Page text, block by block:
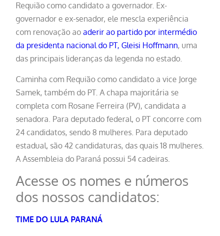
Requião como candidato a governador. Ex-
governador e ex-senador, ele mescla experiência
com renovação aoaderir ao partido por intermédio
da presidenta nacional do PT, Gleisi Hoffmann, uma
das principais lideranças da legenda no estado.
Caminha com Requião como candidato a vice Jorge
Samek, também do PT. A chapa majoritária se
completa com Rosane Ferreira (PV), candidata a
senadora. Para deputado federal, o PT concorre com
24 candidatos, sendo 8 mulheres. Para deputado
estadual, são 42 candidaturas, das quais 18 mulheres.
A Assembleia do Paraná possui 54 cadeiras.
Acesse os nomes e números
dos nossos candidatos:
TIME DO LULA PARANÁ